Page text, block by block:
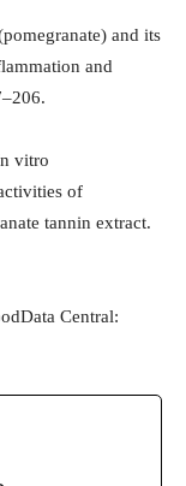
and its
and
vitro
of
tannin extract.
Central: